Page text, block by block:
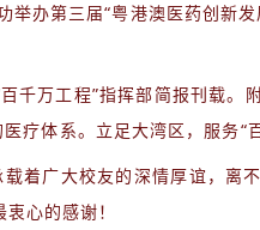
举办第三届“粤港澳医药创新
千万工程”指挥部简报刊载。
疗体系。立足大湾区，服务“
着广大校友的深情厚谊，离
心的感谢！